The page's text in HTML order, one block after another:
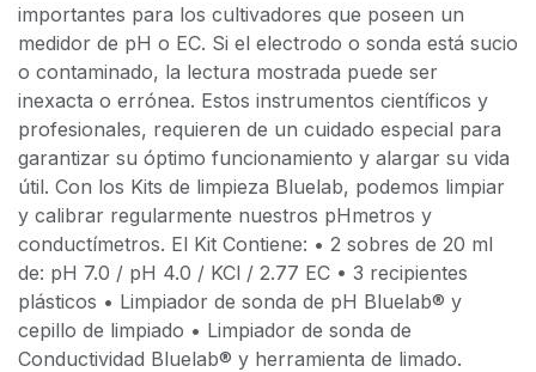
importantes para los cultivadores que poseen un
medidor de pH o EC. Si el electrodo o sonda está sucio
o contaminado, la lectura mostrada puede ser
inexacta o errónea. Estos instrumentos científicos y
profesionales, requieren de un cuidado especial para
garantizar su óptimo funcionamiento y alargar su vida
útil. Con los Kits de limpieza Bluelab, podemos limpiar
y calibrar regularmente nuestros pHmetros y
conductímetros. El Kit Contiene: • 2 sobres de 20 ml
de: pH 7.0 / pH 4.0 / KCl / 2.77 EC • 3 recipientes
plásticos • Limpiador de sonda de pH Bluelab® y
cepillo de limpiado • Limpiador de sonda de
Conductividad Bluelab® y herramienta de limado.